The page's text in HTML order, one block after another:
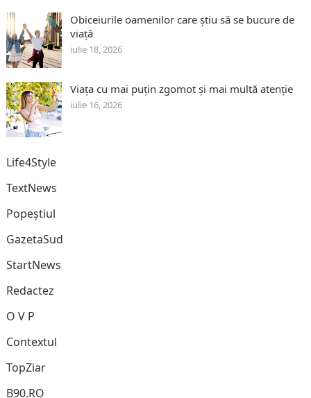
Obiceiurile oamenilor care știu să se bucure de
viață
iulie 18, 2026
Viața cu mai puțin zgomot și mai multă atenție
iulie 16, 2026
Life4Style
TextNews
Popeștiul
GazetaSud
StartNews
Redactez
O V P
Contextul
TopZiar
B90.RO